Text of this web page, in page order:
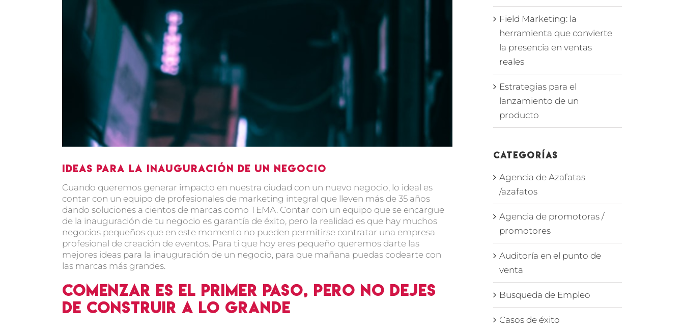
Ideas para la inauguración de un negocio
Cuando queremos generar impacto en nuestra ciudad con un nuevo negocio, lo ideal es
contar con un equipo de profesionales de marketing integral que lleven más de 35 años
dando soluciones a cientos de marcas como TEMA. Contar con un equipo que se encargue
de la inauguración de tu negocio es garantía de éxito, pero la realidad es que hay muchos
negocios pequeños que en este momento no pueden permitirse contratar una empresa
profesional de creación de eventos. Para ti que hoy eres pequeño queremos darte las
mejores ideas para la inauguración de un negocio, para que mañana puedas codearte con
las marcas más grandes.
Comenzar es el primer paso, pero no dejes
de construir a lo grande
Field Marketing: la
herramienta que convierte
la presencia en ventas
reales
Estrategias para el
lanzamiento de un
producto
Categorías
Agencia de Azafatas
/azafatos
Agencia de promotoras /
promotores
Auditoría en el punto de
venta
Busqueda de Empleo
Casos de éxito